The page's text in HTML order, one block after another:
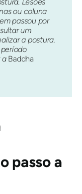
ou coluna
passou por
um
a postura.
a Baddha
passo a